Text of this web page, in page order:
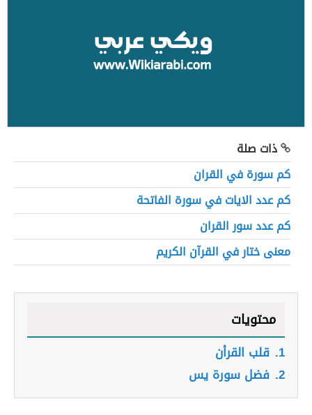
ذات صلة
كم سورة في القران
كم عدد الايات في سورة الفاتحة
كم عدد سور القران
معنى ختار في القرآن الكريم
محتويات
1. قلب القرأن
2. فضل سورة يس